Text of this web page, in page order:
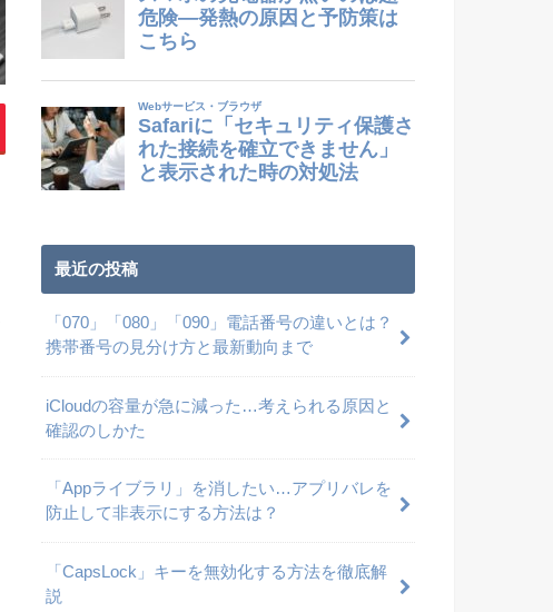
最近の投稿
「070」「080」「090」電話番号の違いとは？
携帯番号の見分け方と最新動向まで
iCloudの容量が急に減った…考えられる原因と
確認のしかた
「Appライブラリ」を消したい…アプリバレを
防止して非表示にする方法は？
「CapsLock」キーを無効化する方法を徹底解
説